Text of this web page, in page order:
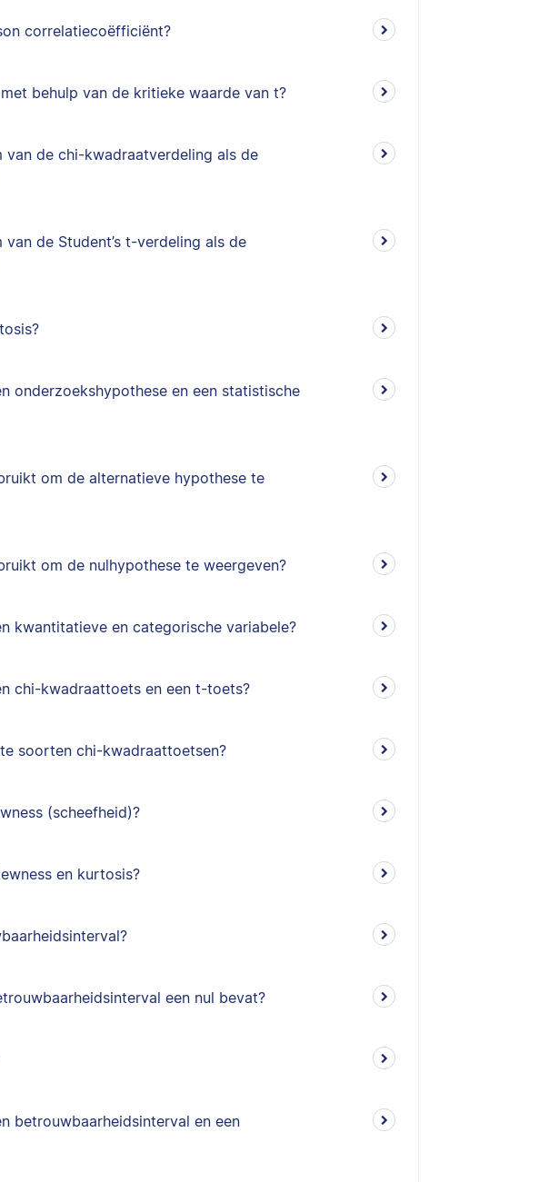
correlatiecoëfficiënt?
behulp van de kritieke waarde van t?
de chi-kwadraatverdeling als de
de Student’s t-verdeling als de
onderzoekshypothese en een statistische
om de alternatieve hypothese te
om de nulhypothese te weergeven?
kwantitatieve en categorische variabele?
chi-kwadraattoets en een t-toets?
soorten chi-kwadraattoetsen?
(scheefheid)?
en kurtosis?
een nul bevat?
betrouwbaarheidsinterval en een